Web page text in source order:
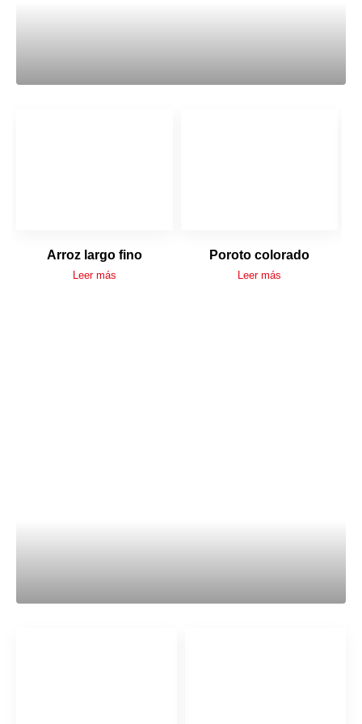
Arroz largo fino
Leer más
Poroto colorado
Leer más